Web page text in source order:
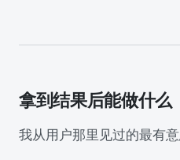
拿到结果后能做什么
我从用户那里见过的最有